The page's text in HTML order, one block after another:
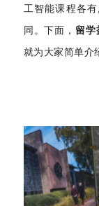
工智能课程各
同。下面， 留学
就为大家简单介